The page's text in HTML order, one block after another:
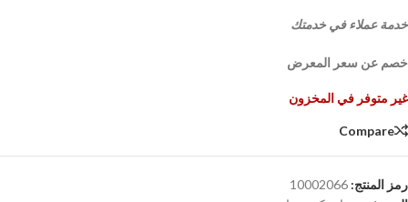
خدمة عملاء في خدمتك
خصم عن سعر المعرض
غير متوفر في المخزون
Compare
رمز المنتج: 10002066